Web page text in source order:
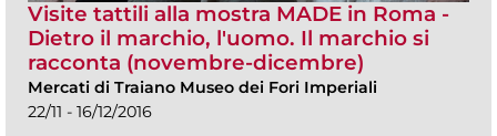
Visite tattili alla mostra MADE in Roma -
Dietro il marchio, l'uomo. Il marchio si
racconta (novembre-dicembre)
Mercati di Traiano Museo dei Fori Imperiali
22/11 - 16/12/2016